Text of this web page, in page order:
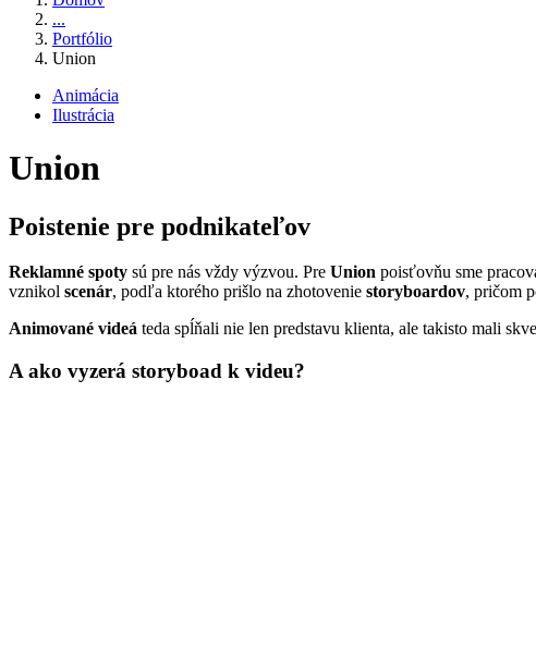
...
Portfólio
Union
Animácia
Ilustrácia
Union
Poistenie pre podnikateľov
Reklamné spoty sú pre nás vždy výzvou. Pre Union poisťovňu sme
vznikol scenár, podľa ktorého prišlo na zhotovenie storyboardov, pričom
Animované videá teda spĺňali nie len predstavu klienta, ale takisto mali
A ako vyzerá storyboad k videu?